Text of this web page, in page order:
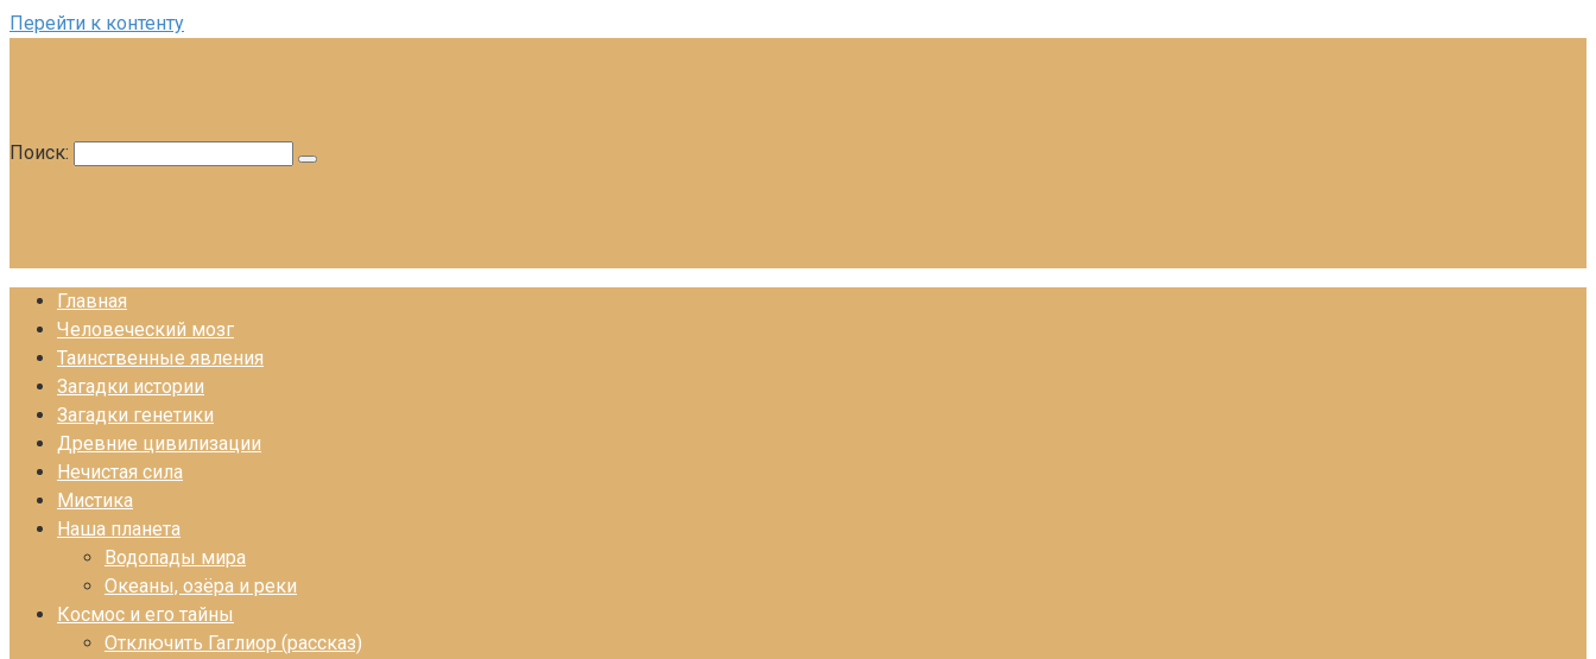
Перейти к контенту
Поиск:
Главная
Человеческий мозг
Таинственные явления
Загадки истории
Загадки генетики
Древние цивилизации
Нечистая сила
Мистика
Наша планета
Водопады мира
Океаны, озёра и реки
Космос и его тайны
Отключить Гаглиор (рассказ)